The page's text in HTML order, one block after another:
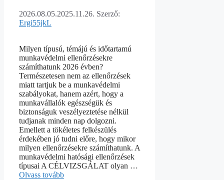
2026.08.05.2025.11.26. Szerző:
Ergi55jkL
Milyen típusú, témájú és időtartamú
munkavédelmi ellenőrzésekre
számíthatunk 2026 évben?
Természetesen nem az ellenőrzések
miatt tartjuk be a munkavédelmi
szabályokat, hanem azért, hogy a
munkavállalók egészségük és
biztonságuk veszélyeztetése nélkül
tudjanak minden nap dolgozni.
Emellett a tökéletes felkészülés
érdekében jó tudni előre, hogy mikor
milyen ellenőrzésekre számíthatunk. A
munkavédelmi hatósági ellenőrzések
típusai A CÉLVIZSGÁLAT olyan …
Olvass tovább